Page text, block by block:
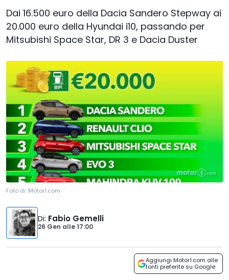
Dai 16.500 euro della Dacia Sandero Stepway ai
20.000 euro della Hyundai i10, passando per
Mitsubishi Space Star, DR 3 e Dacia Duster
Foto di: Motor1.com
Di: Fabio Gemelli
26 Gen alle17:00
Aggiungi Motor1.com alle
fonti preferite su Google